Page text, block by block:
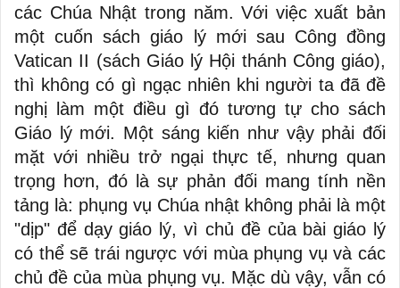
các Chúa Nhật trong năm. Với việc xuất bản
một cuốn sách giáo lý mới sau Công đồng
Vatican II (sách Giáo lý Hội thánh Công giáo),
thì không có gì ngạc nhiên khi người ta đã đề
nghị làm một điều gì đó tương tự cho sách
Giáo lý mới. Một sáng kiến như vậy phải đối
mặt với nhiều trở ngại thực tế, nhưng quan
trọng hơn, đó là sự phản đối mang tính nền
tảng là: phụng vụ Chúa nhật không phải là một
"dịp" để dạy giáo lý, vì chủ đề của bài giáo lý
có thể sẽ trái ngược với mùa phụng vụ và các
chủ đề của mùa phụng vụ. Mặc dù vậy, vẫn có